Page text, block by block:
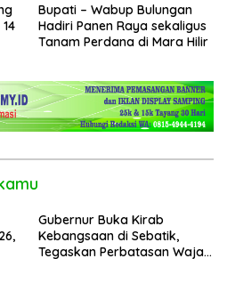
Bupati – Wabup Bulungan
Hadiri Panen Raya sekaligus
Tanam Perdana di Mara Hilir
Gubernur Buka Kirab
Kebangsaan di Sebatik,
Tegaskan Perbatasan Wajah